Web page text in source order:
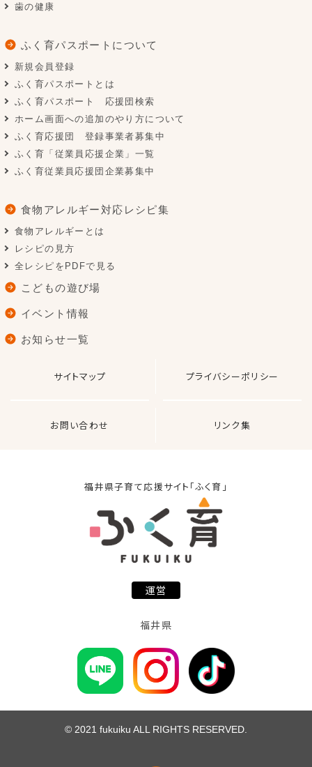
歯の健康
ふく育パスポートについて
新規会員登録
ふく育パスポートとは
ふく育パスポート 応援団検索
ホーム画面への追加のやり方について
ふく育応援団 登録事業者募集中
ふく育「従業員応援企業」一覧
ふく育従業員応援団企業募集中
食物アレルギー対応レシピ集
食物アレルギーとは
レシピの見方
全レシピをPDFで見る
こどもの遊び場
イベント情報
お知らせ一覧
サイトマップ プライバシーポリシー
お問い合わせ リンク集
福井県子育て応援サイト「ふく育」
運営
福井県
© 2021 fukuiku ALL RIGHTS RESERVED.